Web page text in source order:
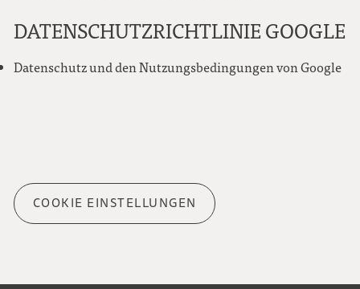
DATENSCHUTZRICHTLINIE GOOGLE
Datenschutz und den Nutzungsbedingungen von Google
COOKIE EINSTELLUNGEN